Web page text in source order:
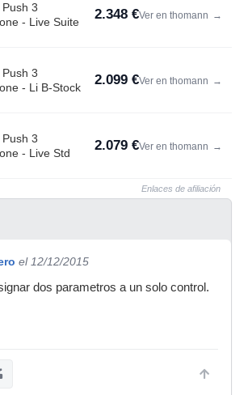
3
- Live Suite
2.348 €Ver en thomann →
3
- Li B-Stock
2.099 €Ver en thomann →
3
- Live Std
2.079 €Ver en thomann →
Enlaces de afiliación
el 12/12/2015
dos parametros a un solo control.